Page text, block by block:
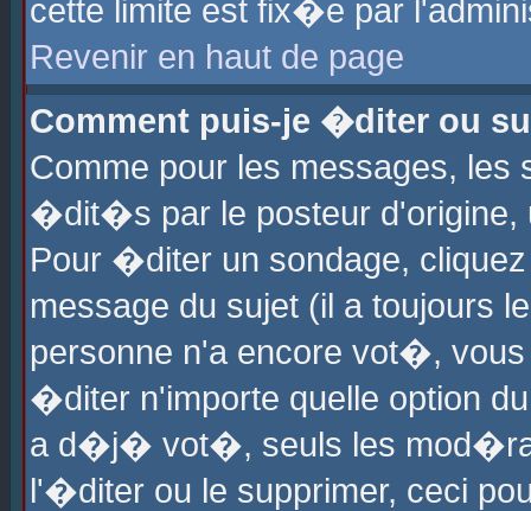
cette limite est fix�e par
Revenir en haut de page
Comment puis-je �diter ou
Comme pour les messages,
�dit�s par le posteur d'origine,
Pour �diter un sondage,
message du sujet (il a toujours
personne n'a encore vot�,
�diter n'importe quelle option
a d�j� vot�, seuls les
l'�diter ou le supprimer, ceci